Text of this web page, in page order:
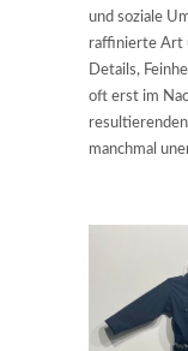
und soziale
raffinierte Art
Details,
oft erst im
manchmal